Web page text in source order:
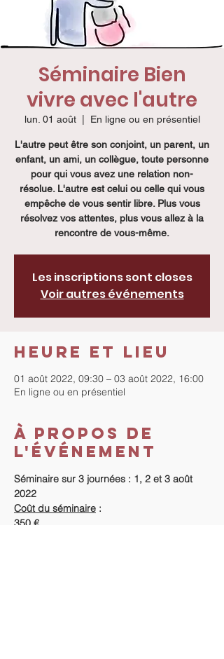
Séminaire Bien
vivre avec l'autre
lun. 01 août
  |
En ligne ou en présentiel
L'autre peut être son conjoint, un parent, un
enfant, un ami, un collègue, toute personne
pour qui vous avez une relation non-
résolue. L'autre est celui ou celle qui vous
empêche de vous sentir libre. Plus vous
résolvez vos attentes, plus vous allez à la
rencontre de vous-même.
Les inscriptions sont closes
Voir autres événements
Heure et lieu
01 août 2022, 09:30 – 03 août 2022, 16:00
En ligne ou en présentiel
À propos de
l'événement
Séminaire sur 3 journées : 1, 2 et 3 août
2022
Coût du séminaire :
350 €.